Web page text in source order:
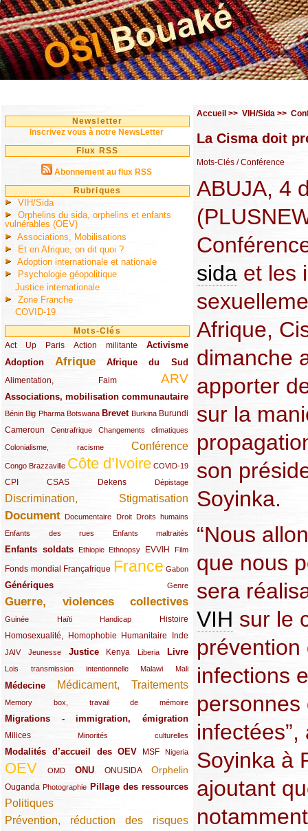
Newsletter
Inscrivez vous à notre NewsLetter
Flux RSS
Abonnement au flux RSS
Rubriques
VIH/Sida
Orphelins du sida, orphelins et enfants
vulnérables (OEV)
Associations, Mobilisations
Et en Afrique, on dit quoi ?
Adoption internationale et nationale
Psychologie géopolitique
Justice internationale
Zone Franche
COVID-19
Mots-Clés
Act Up Paris
(49/289) Action militante
(32/289) Activisme
(73/289)
Adoption
(82/289) Afrique
(161/289) Afrique du Sud
(73/289)
Alimentation, Faim
(48/289) ARV
(203/289)
Associations, mobilisation communautaire
(65/289)
Bénin
(13/289)Big Pharma
(16/289) Botswana
(9/289) Brevet
(83/289) Burkina
(18/289) Burundi
(30/289)
Cameroun
(47/289) Centrafrique
(23/289) Changements climatiques
(10/289)
Colonialisme, racisme
(19/289) Conférence
(118/289)
Congo Brazzaville
(24/289) Côte d’Ivoire
(263/289) COVID-19
(13/289)
CPI
(48/289) CSAS
(32/289) Dekens
(29/289) Dépistage
(19/289)
Discrimination, Stigmatisation
(131/289)
Document
(145/289) Documentaire
(9/289) Droit
(20/289) Droits humains
(22/289)
Enfants des rues
(21/289) Enfants maltraités
(10/289)
Enfants soldats
(68/289) Ethiopie
(12/289) Ethnopsy
(15/289) EVVIH
(55/289) Film
(22/289)
Fonds mondial
(48/289) Françafrique
(39/289) France
(289/289) Gabon
(12/289)
Génériques
(59/289) Genre
(22/289)
Guerre, violences collectives
(149/289)
Guinée
(12/289) Haïti
(15/289) Handicap
(10/289) Histoire
(49/289)
Homosexualité, Homophobie
(44/289) Humanitaire
(47/289) Inde
(34/289)
JAIV
(10/289)Jeunesse
(21/289) Justice
(65/289) Kenya
(35/289) Liberia
(25/289) Livre
(62/289)
Lois transmission intentionnelle
(24/289) Malawi
(11/289) Mali
(21/289)
Médecine
(62/289) Médicament, Traitements
(142/289)
Memory box, travail de mémoire
(11/289)
Migrations - immigration, émigration
(67/289)
Milices
(34/289) Minorités culturelles
(15/289)
Modalités d’accueil des OEV
(58/289) MSF
(54/289) Nigeria
(27/289)
OEV
(269/289) OMD
(26/289) ONU
(58/289) ONUSIDA
(44/289) Orphelin
(112/289)
Ouganda
(29/289) Photographie
(27/289) Pillage des ressources
(77/289)
Politiques
(120/289)
Prévention, réduction des risques
(131/289)
Accueil >> VIH/Sida >>
La Cisma doit
Mots-Clés / Conférence
ABUJA, 4
sida et les
Afrique,
dimanche
apporter
sur la
son
Soyinka.
“Nous
que nous
sera
VIH sur le
prévention
infections
personnes
Soyinka à
ajoutant